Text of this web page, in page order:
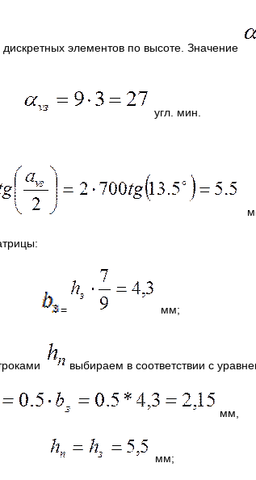
элементов по высоте. Значение
угл. мин.
= мм;
выбираем в соответствии с
мм,
мм;